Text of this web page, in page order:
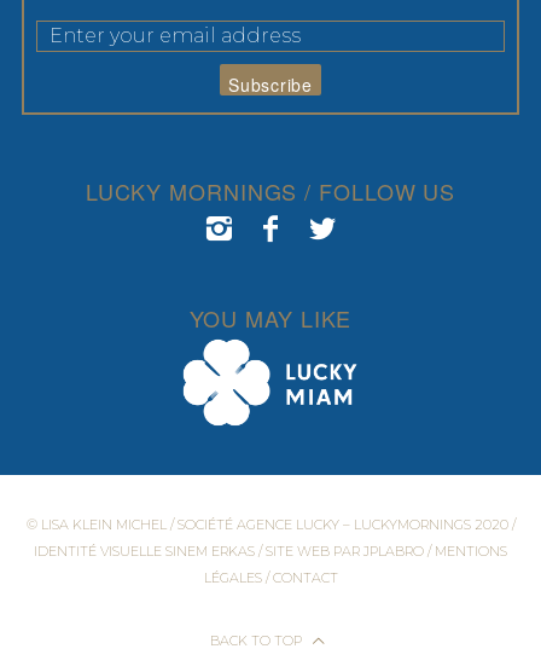
LUCKY MORNINGS / FOLLOW US
YOU MAY LIKE
© LISA KLEIN MICHEL / SOCIÉTÉ AGENCE LUCKY – LUCKYMORNINGS 2020 /
IDENTITÉ VISUELLE SINEM ERKAS / SITE WEB PAR JPLABRO / MENTIONS
LÉGALES/CONTACT
BACK TO TOP